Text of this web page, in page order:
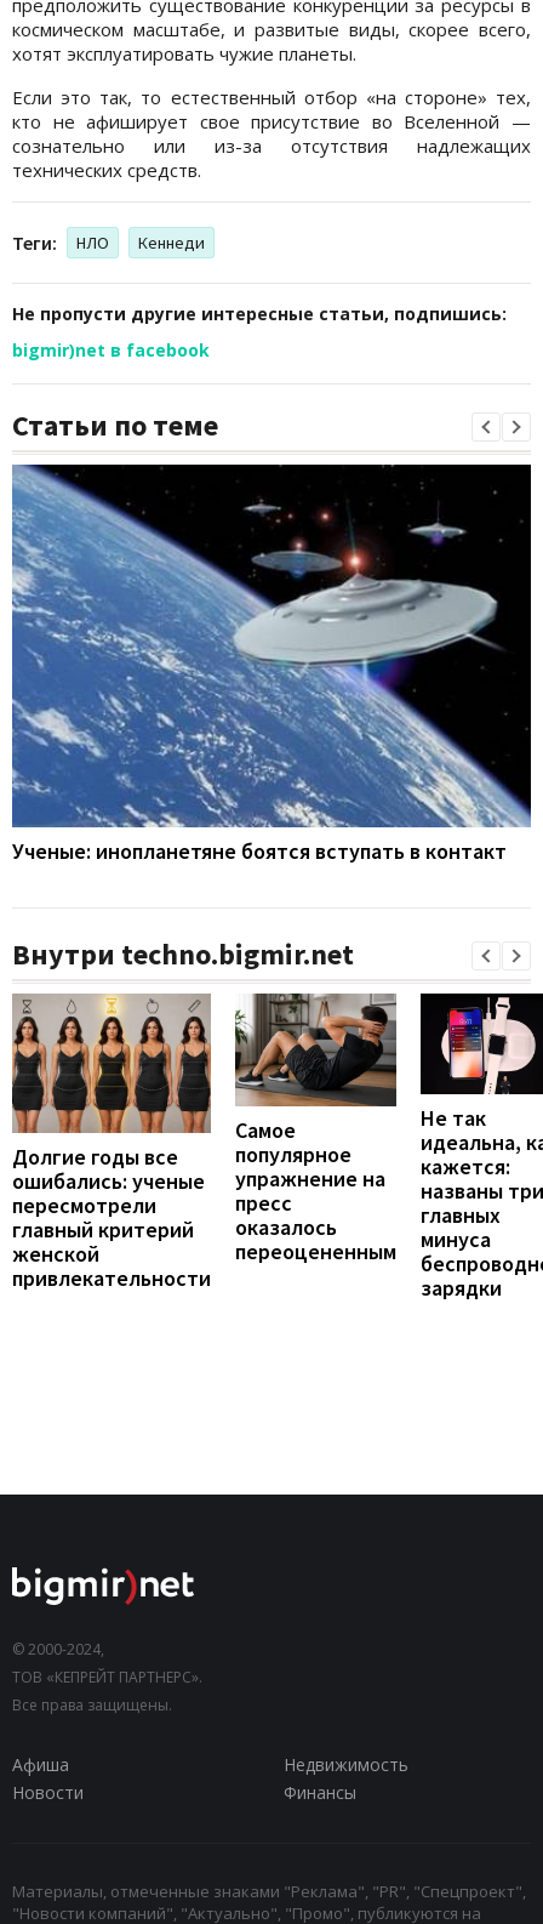
космическом масштабе, и развитые виды, скорее всего,
хотят эксплуатировать чужие планеты.
Если это так, то естественный отбор «на стороне» тех,
кто не афиширует свое присутствие во Вселенной —
сознательно или из-за отсутствия надлежащих
технических средств.
Теги: НЛО Кеннеди
Не пропусти другие интересные статьи, подпишись:
bigmir)net в facebook
Статьи по теме
Ученые: инопланетяне боятся вступать в контакт
Внутри techno.bigmir.net
Долгие годы все
ошибались: ученые
пересмотрели
главный критерий
женской
привлекательности
Самое
популярное
упражнение на
пресс
оказалось
переоцененным
Не так
идеальна,
кажется:
названы три
главных
минуса
зарядки
© 2000-2024,
ТОВ «КЕПРЕЙТ ПАРТНЕРС».
Все права защищены.
Афиша
Недвижимость
Новости
Финансы
Материалы, отмеченные знаками "Реклама", "PR", "Спецпроект",
"Новости компаний", "Актуально", "Промо", публикуются на